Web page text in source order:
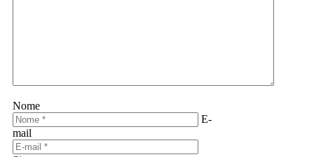
Nome
E-
mail